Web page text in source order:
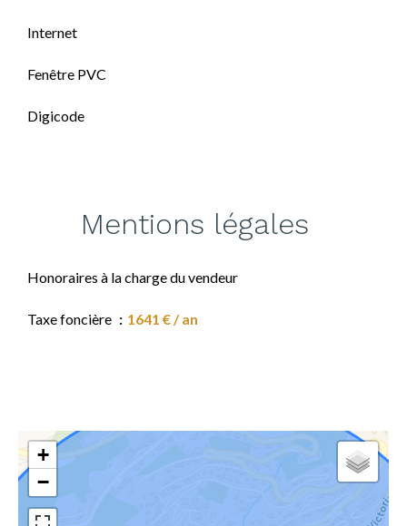
Internet
Fenêtre PVC
Digicode
Mentions légales
Honoraires à la charge du vendeur
Taxe foncière 1641 € / an
+
−